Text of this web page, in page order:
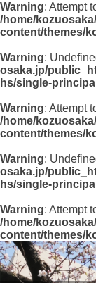
Warning: Attempt
/home/
content/themes/
Warning:
osaka.jp/
hs/single-
Warning: Attempt
/home/
content/themes/
Warning:
osaka.jp/
hs/single-
Warning: Attempt
/home/
content/themes/